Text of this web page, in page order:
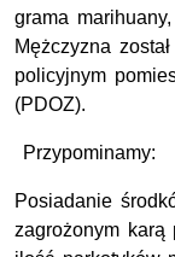
grama
Mężczyzna
policyjnym
(PDOZ).
Przypominamy:
Posiadanie
zagrożonym